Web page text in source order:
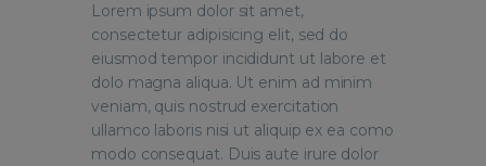
Lorem ipsum dolor sit amet,
consectetur adipisicing elit, sed do
eiusmod tempor incididunt ut labore et
dolo magna aliqua. Ut enim ad minim
veniam, quis nostrud exercitation
ullamco laboris nisi ut aliquip ex ea como
modo consequat. Duis aute irure dolor